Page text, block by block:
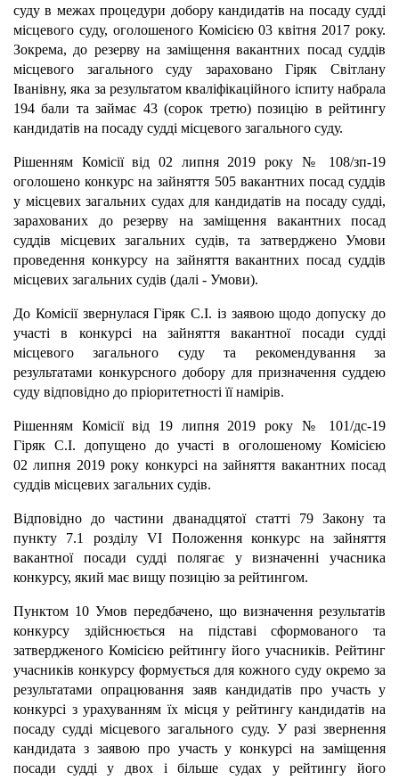
суду в межах процедури добору кандидатів на посаду судді
місцевого суду, оголошеного Комісією 03 квітня 2017 року.
Зокрема, до резерву на заміщення вакантних посад суддів
місцевого загального суду зараховано Гіряк Світлану
Іванівну, яка за результатом кваліфікаційного іспиту набрала
194 бали та займає 43 (сорок третю) позицію в рейтингу
кандидатів на посаду судді місцевого загального суду.
Рішенням Комісії від 02 липня 2019 року № 108/зп-19
оголошено конкурс на зайняття 505 вакантних посад суддів
у місцевих загальних судах для кандидатів на посаду судді,
зарахованих до резерву на заміщення вакантних посад
суддів місцевих загальних судів, та затверджено Умови
проведення конкурсу на зайняття вакантних посад суддів
місцевих загальних судів (далі - Умови).
До Комісії звернулася Гіряк С.І. із заявою щодо допуску до
участі в конкурсі на зайняття вакантної посади судді
місцевого загального суду та рекомендування за
результатами конкурсного добору для призначення суддею
суду відповідно до пріоритетності її намірів.
Рішенням Комісії від 19 липня 2019 року № 101/дс-19
Гіряк С.І. допущено до участі в оголошеному Комісією
02 липня 2019 року конкурсі на зайняття вакантних посад
суддів місцевих загальних судів.
Відповідно до частини дванадцятої статті 79 Закону та
пункту 7.1 розділу VI Положення конкурс на зайняття
вакантної посади судді полягає у визначенні учасника
конкурсу, який має вищу позицію за рейтингом.
Пунктом 10 Умов передбачено, що визначення результатів
конкурсу здійснюється на підставі сформованого та
затвердженого Комісією рейтингу його учасників. Рейтинг
учасників конкурсу формується для кожного суду окремо за
результатами опрацювання заяв кандидатів про участь у
конкурсі з урахуванням їх місця у рейтингу кандидатів на
посаду судді місцевого загального суду. У разі звернення
кандидата з заявою про участь у конкурсі на заміщення
посади судді у двох і більше судах у рейтингу його